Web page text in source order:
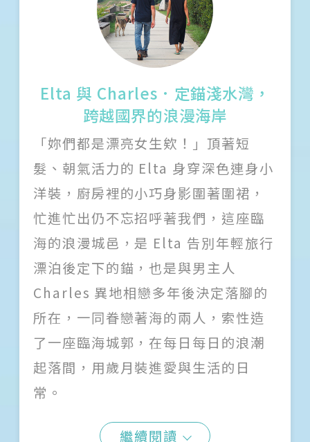
Elta 與 Charles．定錨淺水灣，
跨越國界的浪漫海岸
「妳們都是漂亮女生欸！」頂著短
髮、朝氣活力的 Elta 身穿深色連身小
洋裝，廚房裡的小巧身影圍著圍裙，
忙進忙出仍不忘招呼著我們，這座臨
海的浪漫城邑，是 Elta 告別年輕旅行
漂泊後定下的錨，也是與男主人
Charles 異地相戀多年後決定落腳的
所在，一同眷戀著海的兩人，索性造
了一座臨海城郭，在每日每日的浪潮
起落間，用歲月裝進愛與生活的日
常。
繼續閱讀